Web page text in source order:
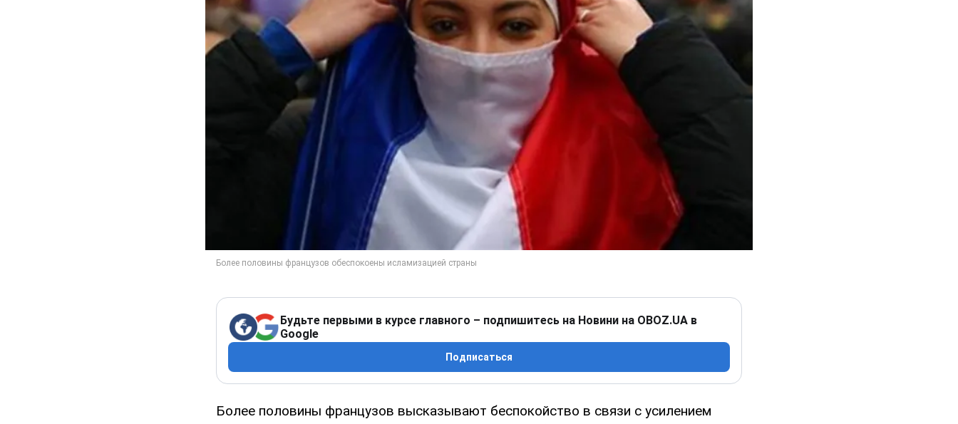
Будьте первыми в курсе главного – подпишитесь на Новини на OBOZ.UA в
Google
Подписаться
Более половины французов высказывают беспокойство в связи с усилением